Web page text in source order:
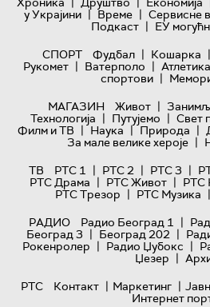
у Украјини | Време | Сервисне
Подкаст | ЕУ
СПОРТ
Фудбал | Кошарка |
Рукомет | Ватерполо | Атлетика
спортови |
МАГАЗИН
Живот |
Технологијa | Путујемо | Свет
Филм и ТВ | Наука | Природа |
За мале велике хероје |
ТВ
РТС 1 | РТС 2 | РТС 3 |
РТС Драма | РТС Живот | РТС
РТС Трезор | РТС Музика |
РАДИО
Радио Београд 1 |
Београд 3 | Београд 202 |
Рокенролер | Радио Џубокс |
Џезер |
РТС
Контакт | Маркетинг |
Интернет